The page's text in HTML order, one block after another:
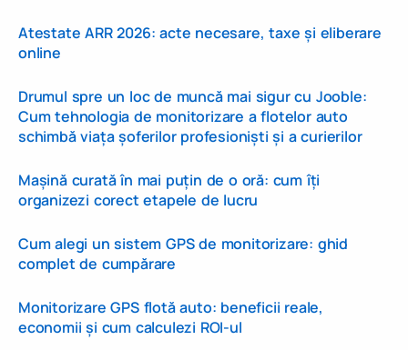
Atestate ARR 2026: acte necesare, taxe și eliberare
online
Drumul spre un loc de muncă mai sigur cu Jooble:
Cum tehnologia de monitorizare a flotelor auto
schimbă viața șoferilor profesioniști și a curierilor
Mașină curată în mai puțin de o oră: cum îți
organizezi corect etapele de lucru
Cum alegi un sistem GPS de monitorizare: ghid
complet de cumpărare
Monitorizare GPS flotă auto: beneficii reale,
economii și cum calculezi ROI-ul